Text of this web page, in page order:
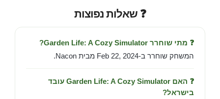
❓ שאלות נפוצות
❓ מתי שוחרר Garden Life: A Cozy Simulator?
המשחק שוחרר ב-Feb 22, 2024 מבית Nacon.
❓ האם Garden Life: A Cozy Simulator עובד
בישראל?